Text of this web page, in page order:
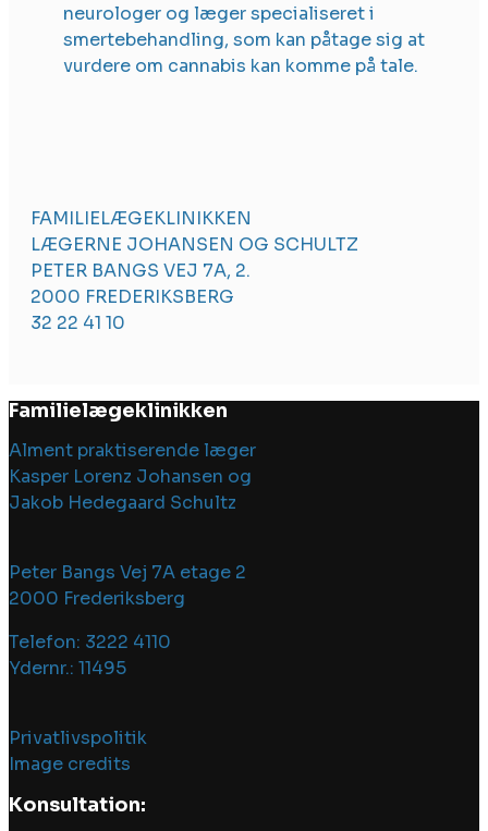
neurologer og læger specialiseret i
smertebehandling, som kan påtage sig at
vurdere om cannabis kan komme på tale.
FAMILIELÆGEKLINIKKEN
LÆGERNE JOHANSEN OG SCHULTZ
PETER BANGS VEJ 7A, 2.
2000 FREDERIKSBERG
32 22 41 10
Familielægeklinikken
Alment praktiserende læger
Kasper Lorenz Johansen og
Jakob Hedegaard Schultz
Peter Bangs Vej 7A etage 2
2000 Frederiksberg
Telefon: 3222 4110
Ydernr.: 11495
Privatlivspolitik
Image credits
Konsultation: